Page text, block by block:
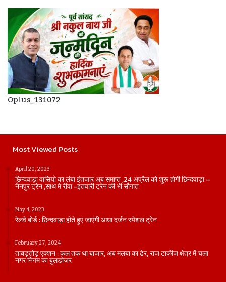
Oplus_131072
Most Viewed Posts
April 20, 2023
छिन्दवाड़ा वासियो का लंबा इंतजार अब समाप्त ,24 अप्रैल को शुरू होगी छिन्दवाड़ा –
नैनपुर ट्रेन ,साथ मे रीवा -इतवारी ट्रेन की भी सौगात
May 4, 2023
रेलवे बोर्ड : छिन्दवाड़ा होते हुए जाएंगी आधा दर्जन स्पेशल ट्रेन
February 27, 2024
ताबड़तोड़ एक्शन : कल तक था बाजार, अब मलबा का ढेर, राज टाकीज क्षेत्र में चला
नगर निगम का बुलडोजर